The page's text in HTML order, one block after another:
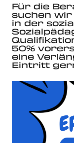
Für die
suchen wir
in der
50%
eine
Eintritt